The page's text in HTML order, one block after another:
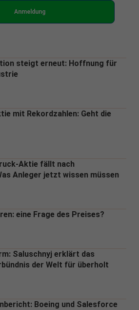
Anmeldung
steigt erneut: Hoffnung für
mit Rekordzahlen: Geht die
Aktie fällt nach
Anleger jetzt wissen müssen
eine Frage des Preises?
Saluschnyj erklärt das
der Welt für überholt
Boeing und Salesforce